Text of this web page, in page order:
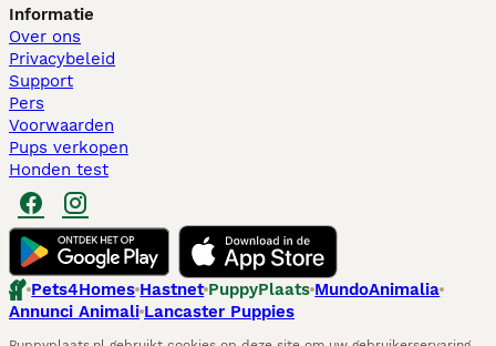
Informatie
Over ons
Privacybeleid
Support
Pers
Voorwaarden
Pups verkopen
Honden test
Pets4Homes Hastnet PuppyPlaats MundoAnimalia
Annunci Animali Lancaster Puppies